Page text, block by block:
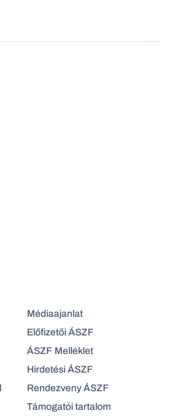
Médiaajanlat
Előfizetői ÁSZF
ÁSZF Melléklet
Hirdetési ÁSZF
Rendezveny ÁSZF
Támogatói tartalom